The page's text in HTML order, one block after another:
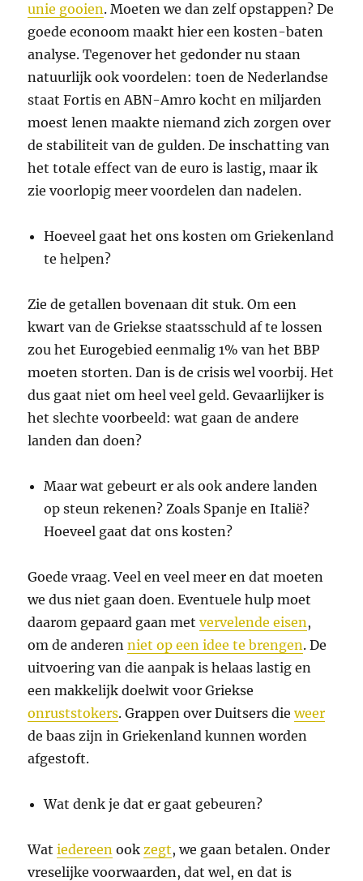
unie gooien. Moeten we dan zelf opstappen? De
goede econoom maakt hier een kosten-baten
analyse. Tegenover het gedonder nu staan
natuurlijk ook voordelen: toen de Nederlandse
staat Fortis en ABN-Amro kocht en miljarden
moest lenen maakte niemand zich zorgen over
de stabiliteit van de gulden. De inschatting van
het totale effect van de euro is lastig, maar ik
zie voorlopig meer voordelen dan nadelen.
Hoeveel gaat het ons kosten om Griekenland
te helpen?
Zie de getallen bovenaan dit stuk. Om een
kwart van de Griekse staatsschuld af te lossen
zou het Eurogebied eenmalig 1% van het BBP
moeten storten. Dan is de crisis wel voorbij. Het
dus gaat niet om heel veel geld. Gevaarlijker is
het slechte voorbeeld: wat gaan de andere
landen dan doen?
Maar wat gebeurt er als ook andere landen
op steun rekenen? Zoals Spanje en Italië?
Hoeveel gaat dat ons kosten?
Goede vraag. Veel en veel meer en dat moeten
we dus niet gaan doen. Eventuele hulp moet
daarom gepaard gaan metvervelende eisen,
om de anderenniet op een idee te brengen. De
uitvoering van die aanpak is helaas lastig en
een makkelijk doelwit voor Griekse
onruststokers. Grappen over Duitsers dieweer
de baas zijn in Griekenland kunnen worden
afgestoft.
Wat denk je dat er gaat gebeuren?
Watiedereen ookzegt, we gaan betalen. Onder
vreselijke voorwaarden, dat wel, en dat is